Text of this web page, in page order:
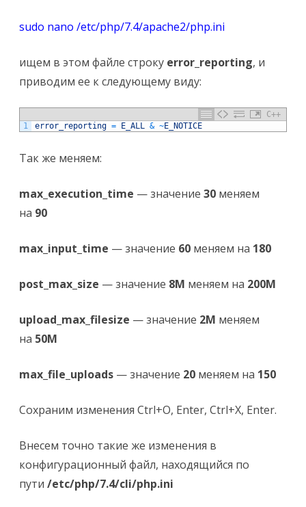
sudo nano /etc/php/7.4/apache2/php.ini
ищем в этом файле строку error_reporting, и
приводим ее к следующему виду:
C++
1
error_reporting = E_ALL & ~E_NOTICE
Так же меняем:
max_execution_time — значение 30 меняем
на 90
max_input_time — значение 60 меняем на 180
post_max_size — значение 8M меняем на 200M
upload_max_filesize — значение 2M меняем
на 50M
max_file_uploads — значение 20 меняем на 150
Сохраним изменения Ctrl+O, Enter, Ctrl+X, Enter.
Внесем точно такие же изменения в
конфигурационный файл, находящийся по
пути /etc/php/7.4/cli/php.ini